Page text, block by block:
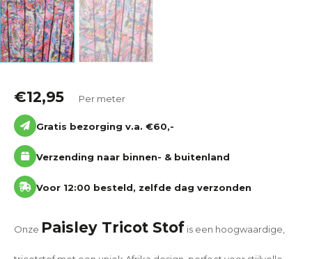
€12,95 Per meter
Gratis bezorging v.a. €60,-
Verzending naar binnen- & buitenland
Voor 12:00 besteld, zelfde dag verzonden
Onze Paisley Tricot Stof is een hoogwaardige,